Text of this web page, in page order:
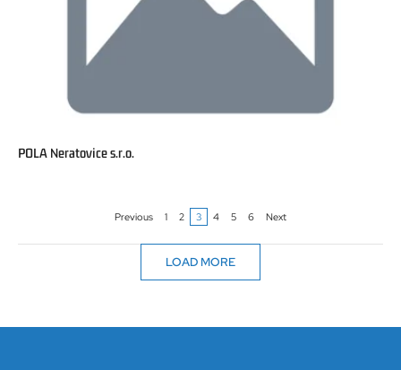
POLA Neratovice s.r.o.
Previous 1 2 3 4 5 6 Next
LOAD MORE